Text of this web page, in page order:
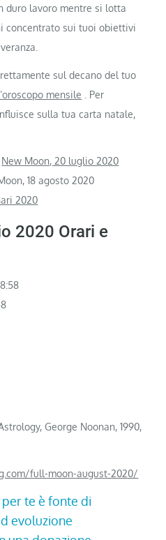
duro lavoro mentre si lotta
concentrato sui tuoi obiettivi
sul decano del tuo
mensile . Per
sulla tua carta natale,
New Moon, 20 luglio 2020
18 agosto 2020
2020
2020 Orari e
George Noonan, 1990,
full-moon-august-2020/
te è fonte di
evoluzione